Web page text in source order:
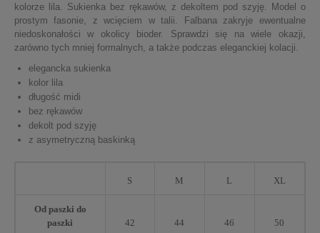
kolorze lila. Sukienka bez rękawów, z dekoltem pod szyję. Model o
prostym fasonie, z wcięciem w talii. Falbana zakryje ewentualne
niedoskonałości w okolicy bioder. Sprawdzi się na wiele okazji,
zarówno tych mniej formalnych, a także podczas eleganckiej kolacji.
elegancka sukienka
kolor lila
długość midi
bez rękawów
dekolt pod szyję
z asymetryczną baskinką
S M L XL
Od paszki do
paszki
42 44 46 50